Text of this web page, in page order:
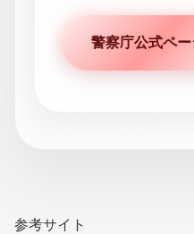
警察庁公式ペ
参考サイト